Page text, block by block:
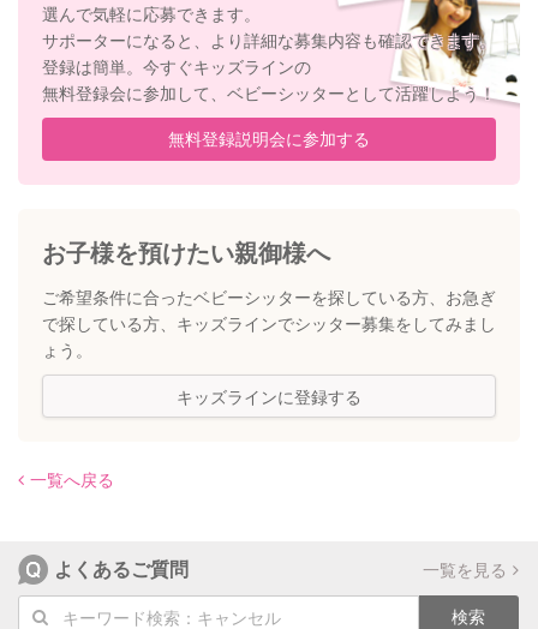
選んで気軽に応募できます。
サポーターになると、より詳細な募集内容も確認できます。
登録は簡単。今すぐキッズラインの
無料登録会に参加して、ベビーシッターとして活躍しよう！
無料登録説明会に参加する
お子様を預けたい親御様へ
ご希望条件に合ったベビーシッターを探している方、 お急ぎ
で探している方、キッズラインでシッター募集をしてみまし
ょう。
キッズラインに登録する
一覧へ戻る
よくあるご質問
一覧を見る
検索